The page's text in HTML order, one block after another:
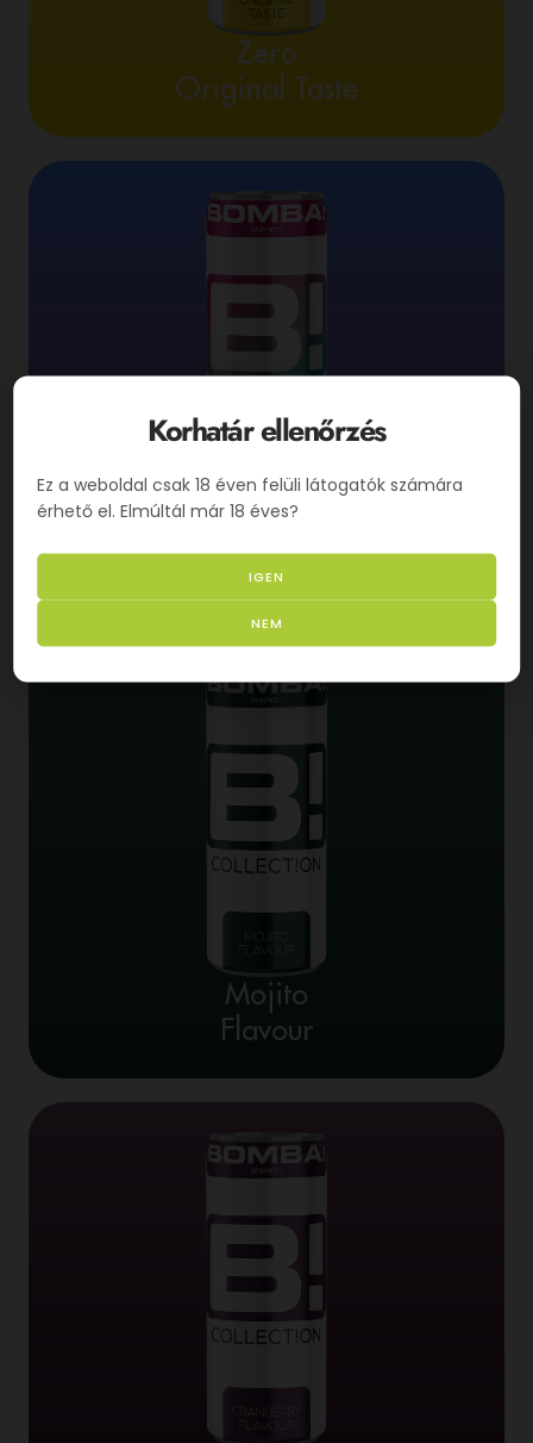
Zero
Original Taste
Cotton-Candy
Flavour
Mojito
Flavour
Korhatár ellenőrzés
Ez a weboldal csak 18 éven felüli látogatók számára
érhető el. Elmúltál már 18 éves?
IGEN
NEM